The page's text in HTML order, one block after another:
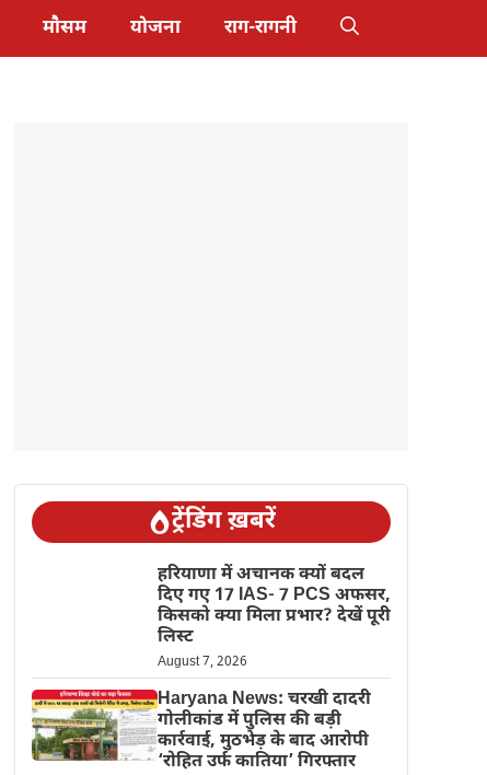
मौसम योजना राग-रागनी
ट्रेंडिंग ख़बरें
हरियाणा में अचानक क्यों बदल
दिए गए 17 IAS- 7 PCS अफसर,
किसको क्या मिला प्रभार? देखें पूरी
लिस्ट
August 7, 2026
Haryana News: चरखी दादरी
गोलीकांड में पुलिस की बड़ी
कार्रवाई, मुठभेड़ के बाद आरोपी
‘रोहित उर्फ कातिया’ गिरफ्तार